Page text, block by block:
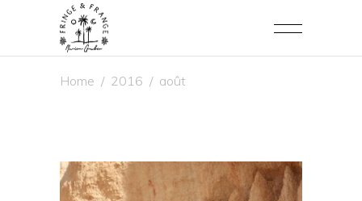
Home / 2016 / août